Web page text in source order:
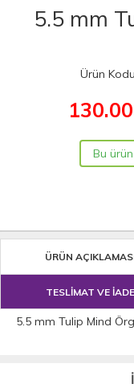
5.5 mm
Ürün
130.00
Bu
ÜRÜN
TESLİMAT VE İADE
5.5 mm Tulip Mind